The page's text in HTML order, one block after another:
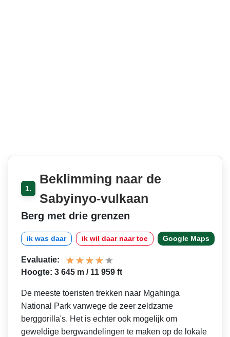
1.
Beklimming naar de
Sabyinyo-vulkaan
Berg met drie grenzen
ik was daar ik wil daar naar toe Google Maps
Evaluatie:
Hoogte: 3 645 m / 11 959 ft
De meeste toeristen trekken naar Mgahinga
National Park vanwege de zeer zeldzame
berggorilla's. Het is echter ook mogelijk om
geweldige bergwandelingen te maken op de lokale